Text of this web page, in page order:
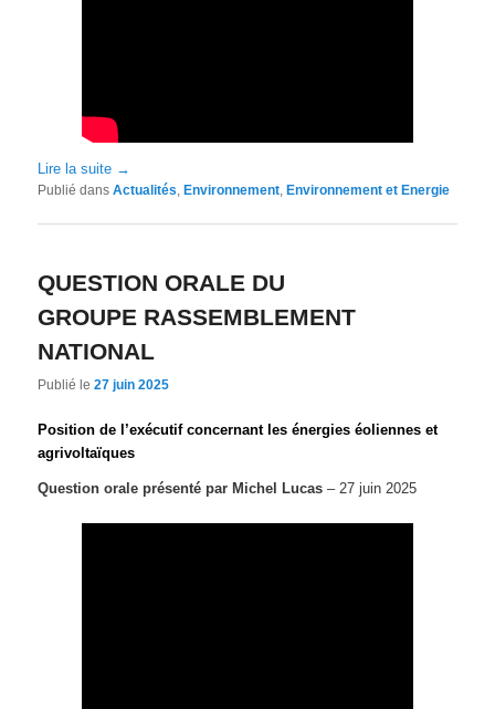
Lire la suite →
Publié dans Actualités, Environnement, Environnement et Energie
QUESTION ORALE DU
GROUPE RASSEMBLEMENT
NATIONAL
Publié le27 juin 2025
Position de l’exécutif concernant les énergies éoliennes et
agrivoltaïques
Question orale présenté par Michel Lucas – 27 juin 2025